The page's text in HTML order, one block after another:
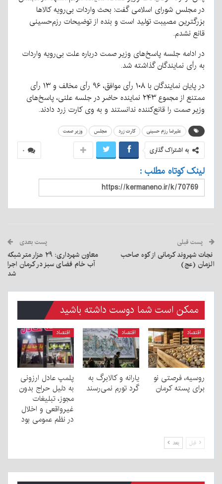
در مجلس شورای اسلامی گفت: بحث واردات بی‌رویه کالاها
بزرگترین مصیبت تولید است و بنده از توضیحات رزم‌حسینی
قانع نشدم.
در ادامه جلسه پاسخ‌های وزیر صمت درباره علت بی‌رویه واردات
به رأی نمایندگان گذاشته شد.
در پایان نمایندگان با ۱۰۸ رأی موافق، ۹۶ رأی مخالف و ۱۳ رأی
ممتنع از مجموع ۲۴۳ نماینده حاضر در جلسه علنی، پاسخ‌های
وزیر صمت را قانع‌کننده ندانستند و به وی کارت زرد دادند.
علیرضا رزم حسینی کارت زرد مجلس وزیر صمت
۰ به اشتراک گذاری
لینک کوتاه مطلب :
پست قبلی
‍ نجات شهروند کرمانی از کوه صاحب
الزمان (عج)
پست بعدی
معاون شهرداری: ۲۹ هزار متر شبکه
آب خام فضای سبز در کرمان اجرا
شد
ممکن است شما دوست داشته باشید
اقتصاد
روسیه، فرصتی نو
برای پسته کرمان
اقتصاد
یارانه و کالابرگ به
گرد تورم نمی‌رسند
اقتصاد
پلمپ عادل ارزونی
به دليل حراج بدون
مجوز، تبليغات
غیرواقعی و اخلال
در نظم عمومی بود
قبل بعد